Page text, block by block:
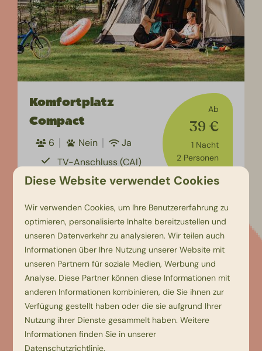
Ab
39 €
1 Nacht
2 Personen
Komfortplatz
Compact
6 Nein
Ja
TV-Anschluss (CAI)
8-Ampere-
(Erhöhung möglich)
Luxuriöse Sanitäranlagen mit Wasch-
und Duschmöglichkeiten
Einen privaten Wasseranschluss
Ansehen
Diese Website verwendet Cookies
Wir verwenden Cookies, um Ihre Benutzererfahrung zu
optimieren, personalisierte Inhalte bereitzustellen und
unseren Datenverkehr zu analysieren. Wir teilen auch
Informationen über Ihre Nutzung unserer Website mit
unseren Partnern für soziale Medien, Werbung und
Analyse. Diese Partner können diese Informationen mit
anderen Informationen kombinieren, die Sie ihnen zur
Verfügung gestellt haben oder die sie aufgrund Ihrer
Nutzung ihrer Dienste gesammelt haben. Weitere
Informationen finden Sie in unserer
Datenschutzrichtlinie.